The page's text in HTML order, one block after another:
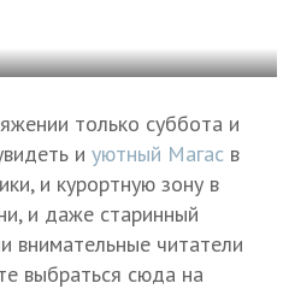
только суббота и
и уютный Магас в
и курортную зону в
и даже старинный
внимательные читатели
выбраться сюда на